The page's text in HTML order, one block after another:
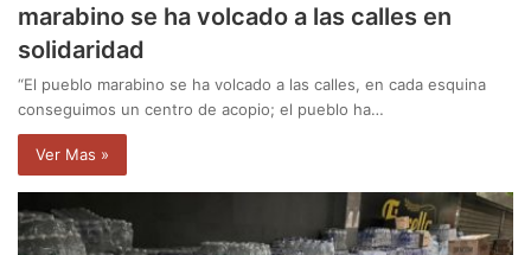
marabino se ha volcado a las calles en
solidaridad
“El pueblo marabino se ha volcado a las calles, en cada esquina
conseguimos un centro de acopio; el pueblo ha…
Ver Mas »